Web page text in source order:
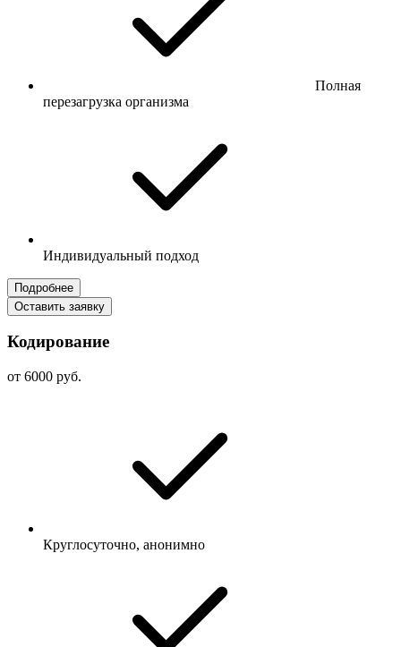
Полная
перезагрузка организма
Индивидуальный подход
Подробнее
Оставить заявку
Кодирование
от 6000 руб.
Круглосуточно, анонимно